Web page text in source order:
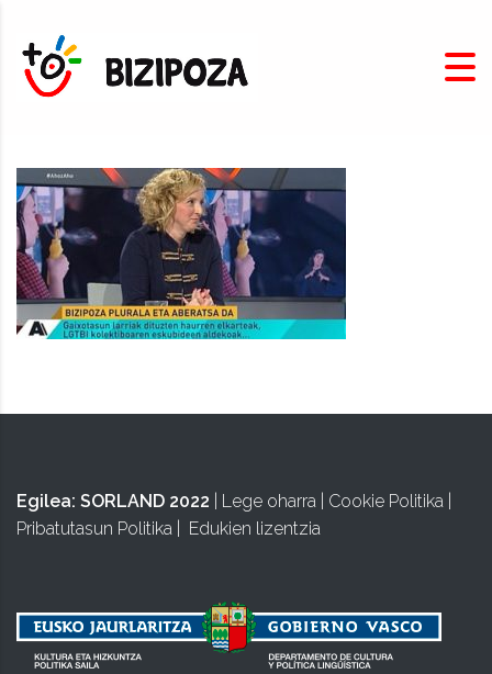
Egilea: SORLAND 2022 Lege oharra Cookie Politika
Pribatutasun Politika
Edukien lizentzia